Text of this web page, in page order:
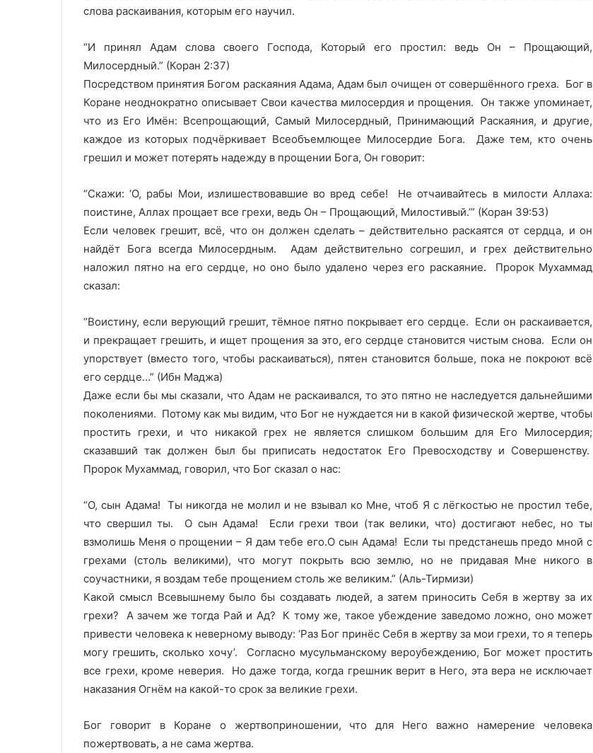
слова раскаивания, которым его научил.
“И принял Адам слова своего Господа, Который его простил: ведь Он – Прощающий,
Милосердный.” (Коран 2:37)
Посредством принятия Богом раскаяния Адама, Адам был очищен от совершённого греха. Бог в
Коране неоднократно описывает Свои качества милосердия и прощения. Он также упоминает,
что из Его Имён: Всепрощающий, Самый Милосердный, Принимающий Раскаяния, и другие,
каждое из которых подчёркивает Всеобъемлющее Милосердие Бога. Даже тем, кто очень
грешил и может потерять надежду в прощении Бога, Он говорит:
“Скажи: ‘О, рабы Мои, излишествовавшие во вред себе! Не отчаивайтесь в милости Аллаха:
поистине, Аллах прощает все грехи, ведь Он – Прощающий, Милостивый.’” (Коран 39:53)
Если человек грешит, всё, что он должен сделать – действительно раскаятся от сердца, и он
найдёт Бога всегда Милосердным. Адам действительно согрешил, и грех действительно
наложил пятно на его сердце, но оно было удалено через его раскаяние. Пророк Мухаммад
сказал:
“Воистину, если верующий грешит, тёмное пятно покрывает его сердце. Если он раскаивается,
и прекращает грешить, и ищет прощения за это, его сердце становится чистым снова. Если он
упорствует (вместо того, чтобы раскаиваться), пятен становится больше, пока не покроют всё
его сердце…” (Ибн Маджа)
Даже если бы мы сказали, что Адам не раскаивался, то это пятно не наследуется дальнейшими
поколениями. Потому как мы видим, что Бог не нуждается ни в какой физической жертве, чтобы
простить грехи, и что никакой грех не является слишком большим для Его Милосердия;
сказавший так должен был бы приписать недостаток Его Превосходству и Совершенству.
Пророк Мухаммад, говорил, что Бог сказал о нас:
“О, сын Адама! Ты никогда не молил и не взывал ко Мне, чтоб Я с лёгкостью не простил тебе,
что свершил ты. О сын Адама! Если грехи твои (так велики, что) достигают небес, но ты
взмолишь Меня о прощении – Я дам тебе его.О сын Адама! Если ты предстанешь предо мной с
грехами (столь великими), что могут покрыть всю землю, но не придавая Мне никого в
соучастники, я воздам тебе прощением столь же великим.” (Аль-Тирмизи)
Какой смысл Всевышнему было бы создавать людей, а затем приносить Себя в жертву за их
грехи? А зачем же тогда Рай и Ад? К тому же, такое убеждение заведомо ложно, оно может
привести человека к неверному выводу: ‘Раз Бог принёс Себя в жертву за мои грехи, то я теперь
могу грешить, сколько хочу’. Согласно мусульманскому вероубеждению, Бог может простить
все грехи, кроме неверия. Но даже тогда, когда грешник верит в Него, эта вера не исключает
наказания Огнём на какой-то срок за великие грехи.
Бог говорит в Коране о жертвоприношении, что для Него важно намерение человека
пожертвовать, а не сама жертва.